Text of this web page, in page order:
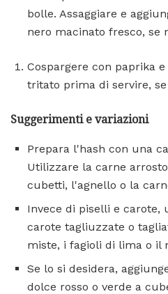
bolle. Assaggiare e
nero macinato fresco, se
Cospargere con paprika
tritato prima di servire,
Suggerimenti e variazioni
Prepara l'hash con una
Utilizzare la carne
cubetti, l'agnello o la
Invece di piselli e carote,
carote tagliuzzate o
miste, i fagioli di lima o il
Se lo si desidera,
dolce rosso o verde a